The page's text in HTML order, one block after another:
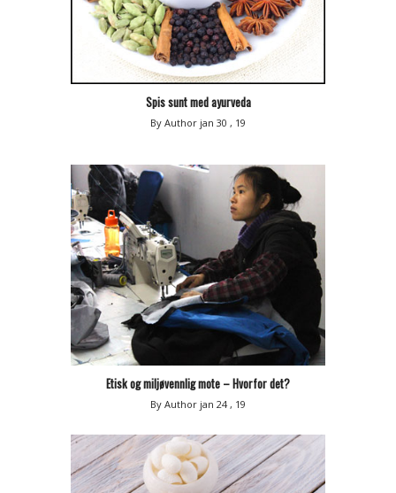
Spis sunt med ayurveda
By Author jan 30 , 19
Etisk og miljøvennlig mote – Hvorfor det?
By Author jan 24 , 19